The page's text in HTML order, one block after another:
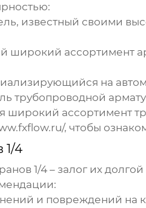
известный своими
широкий ассортимент
на
трубопроводной
широкий ассортимент
, чтобы
1/4
1/4– залог их
и повреждений на